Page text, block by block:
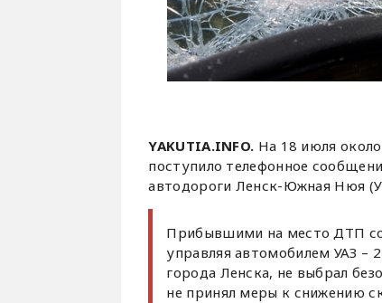
YAKUTIA.INFO. На 18 июля
поступило телефонное
автодороги Ленск-Южная Нюя
Прибывшими на место ДТП
управляя автомобилем УАЗ –
города Ленска, не выбрал
не принял меры к снижению